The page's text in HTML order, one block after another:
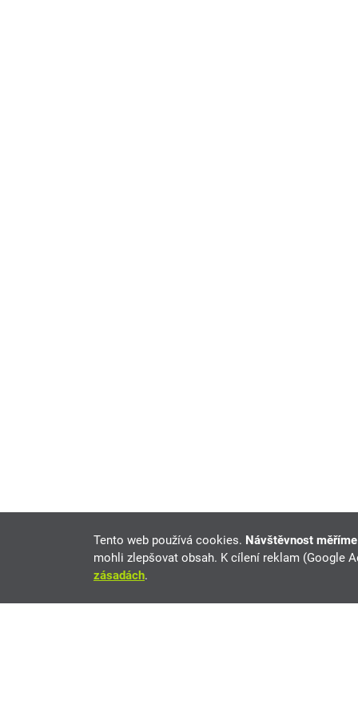
Tento web používá cookies. Návštěvnost
mohli zlepšovat obsah. K cílení reklam (Google
zásadách.